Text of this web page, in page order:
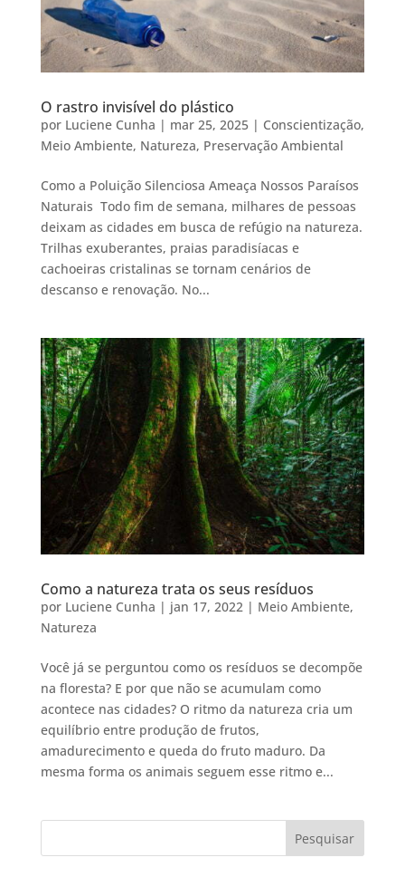
O rastro invisível do plástico
por Luciene Cunha | mar 25, 2025| Conscientização,
Meio Ambiente, Natureza, Preservação Ambiental
Como a Poluição Silenciosa Ameaça Nossos Paraísos
Naturais Todo fim de semana, milhares de pessoas
deixam as cidades em busca de refúgio na natureza.
Trilhas exuberantes, praias paradisíacas e
cachoeiras cristalinas se tornam cenários de
descanso e renovação. No...
Como a natureza trata os seus resíduos
por Luciene Cunha | jan 17, 2022| Meio Ambiente,
Natureza
Você já se perguntou como os resíduos se decompõe
na floresta? E por que não se acumulam como
acontece nas cidades? O ritmo da natureza cria um
equilíbrio entre produção de frutos,
amadurecimento e queda do fruto maduro. Da
mesma forma os animais seguem esse ritmo e...
Pesquisar